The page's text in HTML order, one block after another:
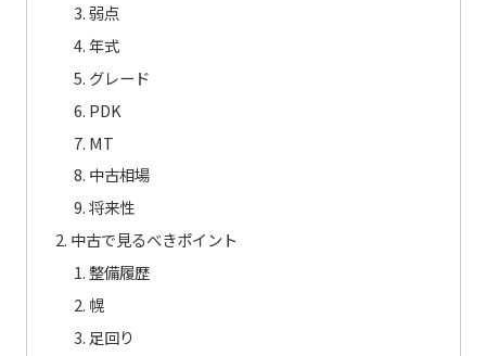
弱点
年式
グレード
PDK
MT
中古相場
将来性
中古で見るべきポイント
整備履歴
幌
足回り